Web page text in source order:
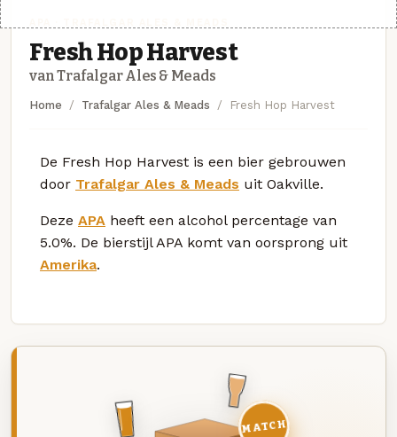
Fresh Hop Harvest
van Trafalgar Ales & Meads
Home Trafalgar Ales & Meads Fresh Hop Harvest
De Fresh Hop Harvest is een bier gebrouwen
door Trafalgar Ales & Meads uit Oakville.
Deze APA heeft een alcohol percentage van
5.0%. De bierstijl APA komt van oorsprong uit
Amerika.
MATCH